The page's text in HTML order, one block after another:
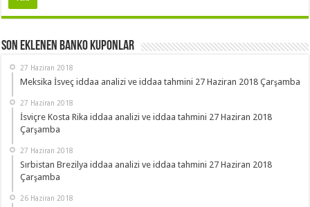
Son Eklenen Banko Kuponlar
27 Haziran 2018
Meksika İsveç iddaa analizi ve iddaa tahmini 27 Haziran 2018 Çarşamba
27 Haziran 2018
İsviçre Kosta Rika iddaa analizi ve iddaa tahmini 27 Haziran 2018
Çarşamba
27 Haziran 2018
Sırbistan Brezilya iddaa analizi ve iddaa tahmini 27 Haziran 2018
Çarşamba
26 Haziran 2018